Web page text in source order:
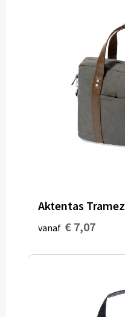
Aktentas Tramez
vanaf € 7,07